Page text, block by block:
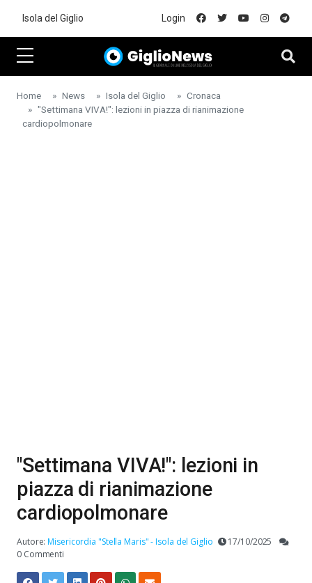
Isola del Giglio Login
Home News Isola del Giglio
Cronaca
"Settimana VIVA!": lezioni in piazza di rianimazione
cardiopolmonare
"Settimana VIVA!": lezioni in
piazza di rianimazione
cardiopolmonare
Autore:Misericordia "Stella Maris" - Isola del Giglio
17/10/2025
0 Commenti